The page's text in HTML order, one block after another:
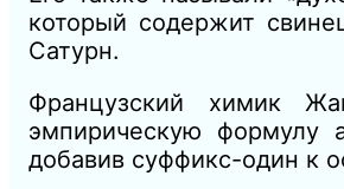
который содержит
Сатурн.
Французский химик
эмпирическую формулу
добавив суффикс-один к